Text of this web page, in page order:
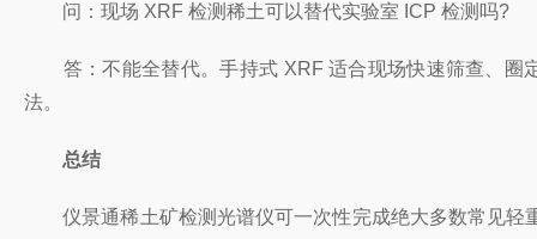
问：现场 XRF 检测稀土可以替代实验室 ICP 检测吗?
答：不能全替代。手持式 XRF 适合现场快速筛查、圈
法。
总结
仪景通稀土矿检测光谱仪可一次性完成绝大多数常见轻